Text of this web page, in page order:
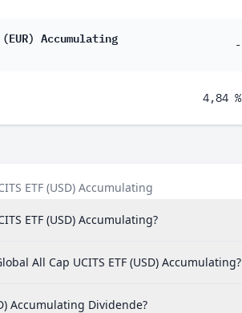
%
%
Accumulating -
4,84 %
ETF (USD) Accumulating
ETF (USD) Accumulating?
All Cap UCITS ETF (USD) Accumulating?
Accumulating Dividende?